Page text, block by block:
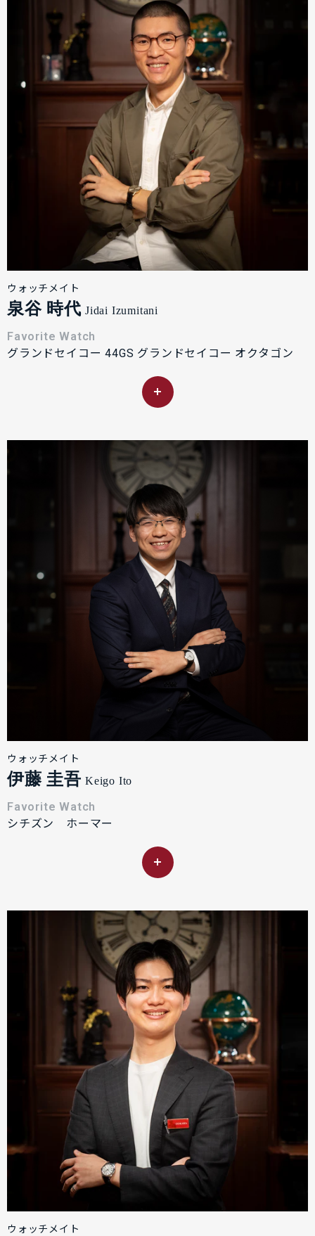
ウォッチメイト
泉谷 時代 Jidai Izumitani
Favorite Watch
グランドセイコー 44GS グランドセイコー オクタゴン
ウォッチメイト
伊藤 圭吾 Keigo Ito
Favorite Watch
シチズン ホーマー
ウォッチメイト